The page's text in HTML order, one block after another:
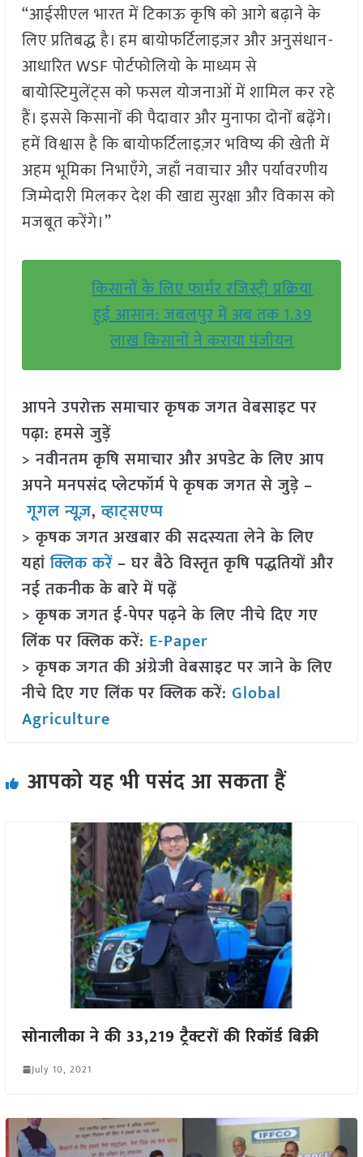
“आईसीएल भारत में टिकाऊ कृषि को आगे बढ़ाने के
लिए प्रतिबद्ध है। हम बायोफर्टिलाइज़र और अनुसंधान-
आधारित WSF पोर्टफोलियो के माध्यम से
बायोस्टिमुलेंट्स को फसल योजनाओं में शामिल कर रहे
हैं। इससे किसानों की पैदावार और मुनाफा दोनों बढ़ेंगे।
हमें विश्वास है कि बायोफर्टिलाइज़र भविष्य की खेती में
अहम भूमिका निभाएँगे, जहाँ नवाचार और पर्यावरणीय
जिम्मेदारी मिलकर देश की खाद्य सुरक्षा और विकास को
मजबूत करेंगे।”
किसानों के लिए फार्मर रजिस्ट्री प्रक्रिया
हुई आसान: जबलपुर में अब तक 1.39
लाख किसानों ने कराया पंजीयन
आपने उपरोक्त समाचार कृषक जगत वेबसाइट पर
पढ़ा: हमसे जुड़ें
> नवीनतम कृषि समाचार और अपडेट के लिए आप
अपने मनपसंद प्लेटफॉर्म पे कृषक जगत से जुड़े –
गूगल न्यूज़,व्हाट्सएप्प
> कृषक जगत अखबार की सदस्यता लेने के लिए
यहांक्लिक करें– घर बैठे विस्तृत कृषि पद्धतियों और
नई तकनीक के बारे में पढ़ें
> कृषक जगत ई-पेपर पढ़ने के लिए नीचे दिए गए
लिंक पर क्लिक करें: E-Paper
> कृषक जगत की अंग्रेजी वेबसाइट पर जाने के लिए
नीचे दिए गए लिंक पर क्लिक करें: Global
Agriculture
आपको यह भी पसंद आ सकता हैं
सोनालीका ने की 33,219 ट्रैक्टरों की रिकॉर्ड बिक्री
July 10, 2021